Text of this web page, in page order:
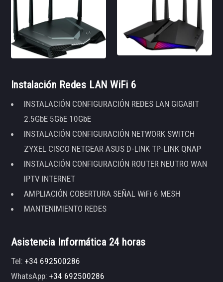
Instalación Redes LAN WiFi 6
INSTALACIÓN CONFIGURACIÓN REDES LAN GIGABIT
2.5GbE 5GbE 10GbE
INSTALACIÓN CONFIGURACIÓN NETWORK SWITCH
ZYXEL CISCO NETGEAR ASUS D-LINK TP-LINK QNAP
INSTALACIÓN CONFIGURACIÓN ROUTER NEUTRO WAN
IPTV INTERNET
AMPLIACIÓN COBERTURA SEÑAL WiFi 6 MESH
MANTENIMIENTO REDES
Asistencia Informática 24 horas
Tel:+34 692500286
WhatsApp:+34 692500286